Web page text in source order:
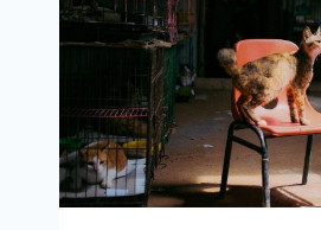
TOUTE
SA
VIE
?